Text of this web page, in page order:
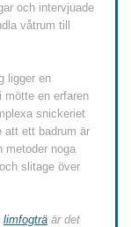
och intervjuade
våtrum till
ligger en
mötte en erfaren
snickeriet
att ett badrum är
metoder noga
slitage över
limfogträ är det